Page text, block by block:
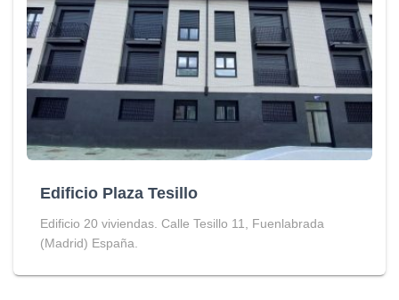
Edificio Plaza Tesillo
Edificio 20 viviendas. Calle Tesillo 11, Fuenlabrada
(Madrid) España.